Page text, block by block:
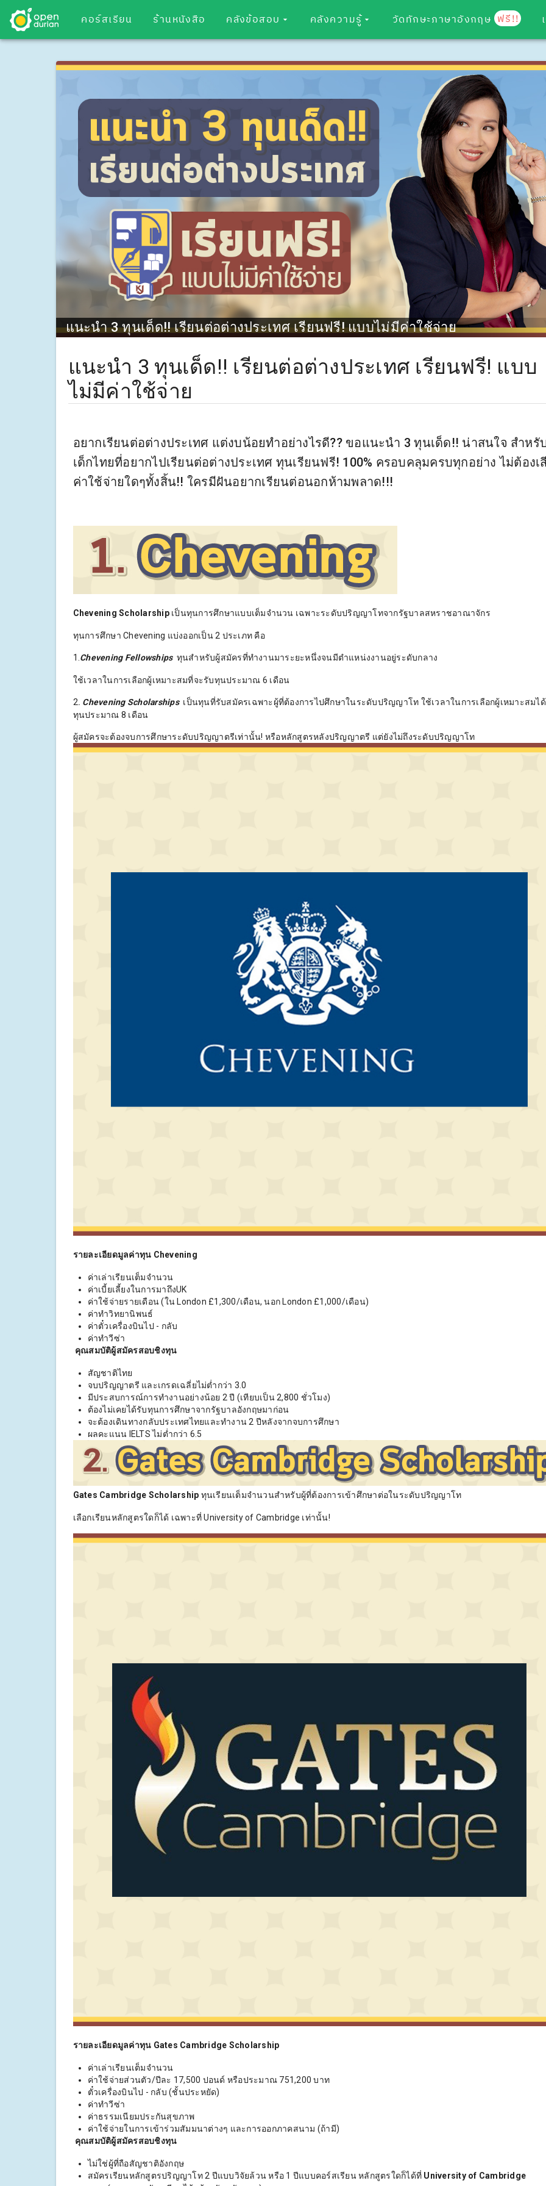
คอร์สเรียน ร้านหนังสือ คลังข้อสอบ คลังความรู้ วัดทักษะภาษาอังกฤษ ฟรี!!
แนะนำ 3 ทุนเด็ด!! เรียนต่อต่างประเทศ เรียนฟรี! แบบไม่มีค่าใช้จ่าย
แนะนำ 3 ทุนเด็ด!! เรียนต่อต่างประเทศ เรียนฟรี! แบบ
ไม่มีค่าใช้จ่าย
อยากเรียนต่อต่างประเทศ แต่งบน้อยทำอย่างไรดี?? ขอแนะนำ 3 ทุนเด็ด!! น่าสนใจ สำหรั
เด็กไทยที่อยากไปเรียนต่อต่างประเทศ ทุนเรียนฟรี! 100% ครอบคลุมครบทุกอย่าง ไม่ต้องเ
ค่าใช้จ่ายใดๆทั้งสิ้น!! ใครมีฝันอยากเรียนต่อนอกห้ามพลาด!!!
Chevening Scholarshipเป็นทุนการศึกษาแบบเต็มจำนวน เฉพาะระดับปริญญาโทจากรัฐบาลสหราชอาณาจักร
ทุนการศึกษา Chevening แบ่งออกเป็น 2 ประเภท คือ
1. Chevening Fellowships ทุนสำหรับผู้สมัครที่ทำงานมาระยะหนึ่งจนมีตำแหน่งงานอยู่ระดับกลาง
ใช้เวลาในการเลือกผู้เหมาะสมที่จะรับทุนประมาณ 6 เดือน
2. Chevening Scholarshipsเป็นทุนที่รับสมัครเฉพาะผู้ที่ต้องการไปศึกษาในระดับปริญญาโท ใช้เวลาในการเลือกผู้เหมาะสมไ
ทุนประมาณ 8 เดือน
ผู้สมัครจะต้องจบการศึกษาระดับปริญญาตรีเท่านั้น! หรือหลักสูตรหลังปริญญาตรี แต่ยังไม่ถึงระดับปริญญาโท
รายละเอียดมูลค่าทุน Chevening
ค่าเล่าเรียนเต็มจำนวน
ค่าเบี้ยเลี้ยงในการมาถึงUK
ค่าใช้จ่ายรายเดือน (ใน London £1,300/เดือน, นอก London £1,000/เดือน)
ค่าทำวิทยานิพนธ์
ค่าตั๋วเครื่องบินไป - กลับ
ค่าทำวีซ่า
คุณสมบัติผู้สมัครสอบชิงทุน
สัญชาติไทย
จบปริญญาตรี และเกรดเฉลี่ยไม่ต่ำกว่า 3.0
มีประสบการณ์การทำงานอย่างน้อย 2 ปี (เทียบเป็น 2,800 ชั่วโมง)
ต้องไม่เคยได้รับทุนการศึกษาจากรัฐบาลอังกฤษมาก่อน
จะต้องเดินทางกลับประเทศไทยและทำงาน 2 ปีหลังจากจบการศึกษา
ผลคะแนน IELTS ไม่ต่ำกว่า 6.5
Gates Cambridge Scholarship ทุนเรียนเต็มจำนวนสำหรับผู้ที่ต้องการเข้าศึกษาต่อในระดับปริญญาโท
เลือกเรียนหลักสูตรใดก็ได้ เฉพาะที่ University of Cambridge เท่านั้น!
รายละเอียดมูลค่าทุน Gates Cambridge Scholarship
ค่าเล่าเรียนเต็มจำนวน
ค่าใช้จ่ายส่วนตัว/ปีละ 17,500 ปอนด์ หรือประมาณ 751,200 บาท
ตั๋วเครื่องบินไป - กลับ (ชั้นประหยัด)
ค่าทำวีซ่า
ค่าธรรมเนียมประกันสุขภาพ
ค่าใช้จ่ายในการเข้าร่วมสัมมนาต่างๆ และการออกภาคสนาม (ถ้ามี)
คุณสมบัติผู้สมัครสอบชิงทุน
ไม่ใช่ผู้ที่ถือสัญชาติอังกฤษ
สมัครเรียนหลักสูตรปริญญาโท 2 ปีแบบวิจัยล้วน หรือ 1 ปีแบบคอร์สเรียน หลักสูตรใดก็ได้ที่ University of Cambridge